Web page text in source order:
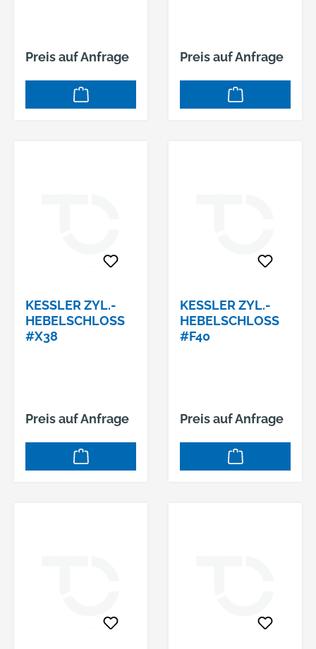
Preis auf Anfrage Preis auf Anfrage
KESSLER ZYL.-
HEBELSCHLOSS
#X38
Preis auf Anfrage
KESSLER ZYL.-
HEBELSCHLOSS
#F40
Preis auf Anfrage